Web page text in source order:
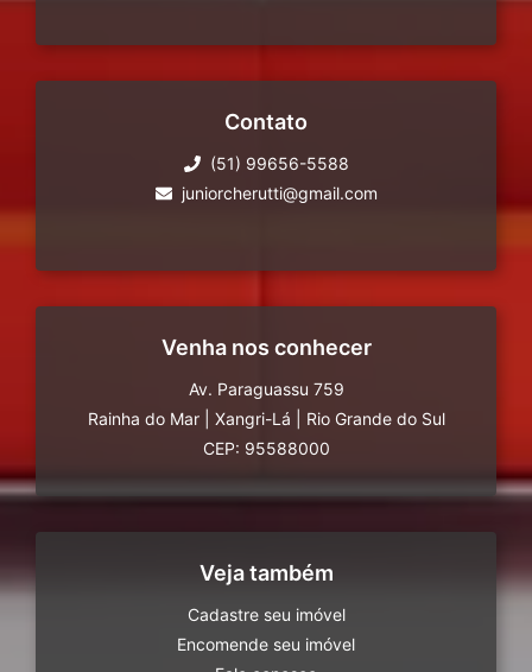
Contato
(51) 99656-5588
juniorcherutti@gmail.com
Venha nos conhecer
Av. Paraguassu 759
Rainha do Mar
Xangri-Lá
Rio Grande do Sul
CEP: 95588000
Veja também
Cadastre seu imóvel
Encomende seu imóvel